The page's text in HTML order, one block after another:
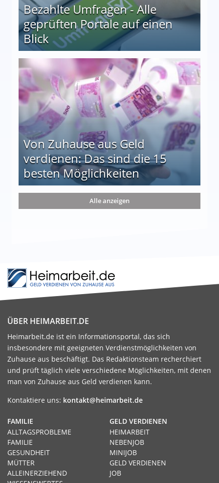
Bezahlte Umfragen - Alle
geprüften Portale auf einen
Blick
auf einen Blick
Von Zuhause aus Geld
verdienen: Das sind die 15
besten Möglichkeiten
die 15 besten Möglichkeiten
Alle anzeigen
ÜBER HEIMARBEIT.DE
Heimarbeit.de ist ein Informationsportal, das sich
insbesondere mit geeigneten Verdienstmöglichkeiten von
Zuhause aus beschäftigt. Das Redaktionsteam recherchiert
und prüft täglich viele verschiedene Möglichkeiten, mit denen
man von Zuhause aus Geld verdienen kann.
Kontaktiere uns: kontakt@heimarbeit.de
GELD VERDIENEN
HEIMARBEIT
NEBENJOB
MINIJOB
GELD VERDIENEN
JOB
FAMILIE
ALLTAGSPROBLEME
FAMILIE
GESUNDHEIT
MÜTTER
ALLEINERZIEHEND